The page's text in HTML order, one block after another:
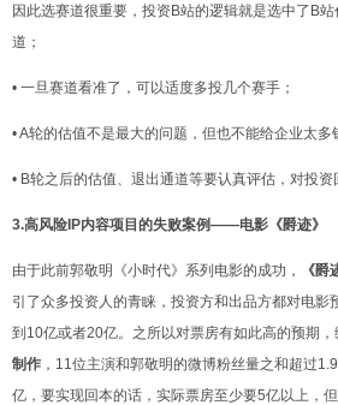
因此选赛道很重要，投资B站的逻辑就是选中了B
道；
• 一旦赛道看准了，可以适度多投几个赛手；
• A轮的估值不是最大的问题，但也不能给企业太多
• B轮之后的估值、退出通道等要认真评估，对投资
3.高风险IP内容项目的失败案例——电影《爵迹》
由于此前郭敬明《小时代》系列电影的成功， 《
引了众多投资人的青睐，投资方和出品方都对电影
到10亿或者20亿。之所以对票房有如此高的预期
制作 ，11位主演和郭敬明的微博粉丝量之和超过
亿，要实现回本的话，实际票房至少要5亿以上，